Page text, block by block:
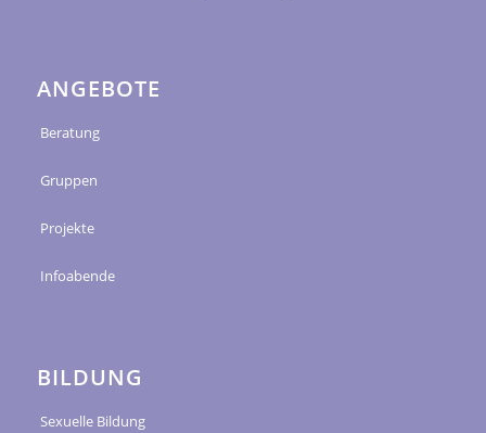
ANGEBOTE
Beratung
Gruppen
Projekte
Infoabende
BILDUNG
Sexuelle Bildung